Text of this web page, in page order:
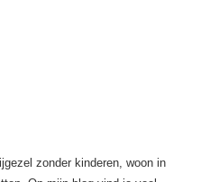
zonder kinderen, woon in